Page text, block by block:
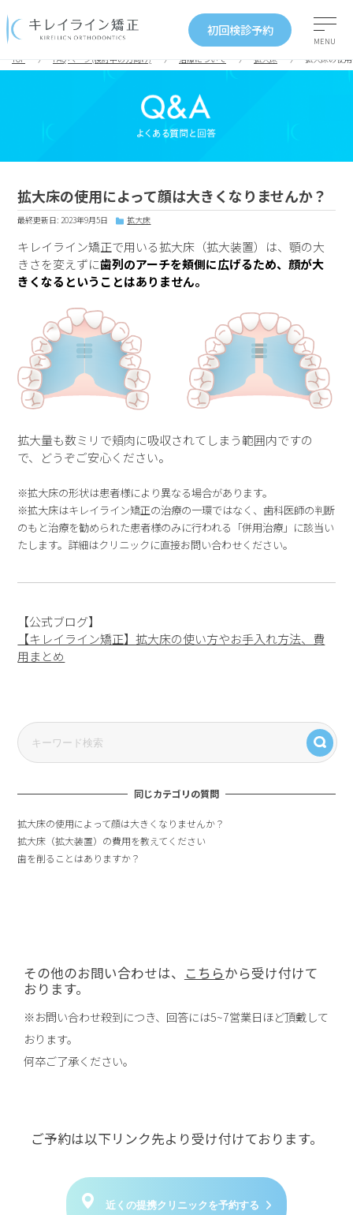
初回検診予約
MENU
TOP FAQ ページ(検討中の方向け) 治療について 拡大床 拡大床の使
拡大床の使用によって顔は大きくなりませんか？
最終更新日: 2023年9月5日 拡大床
キレイライン矯正で用いる拡大床（拡大装置）は、顎の大
きさを変えずに歯列のアーチを頬側に広げるため、顔が大
きくなるということはありません。
拡大量も数ミリで頬肉に吸収されてしまう範囲内ですの
で、どうぞご安心ください。
※拡大床の形状は患者様により異なる場合があります。
※拡大床はキレイライン矯正の治療の一環ではなく、歯科医師の判断
のもと治療を勧められた患者様のみに行われる「併用治療」に該当い
たします。詳細はクリニックに直接お問い合わせください。
【公式ブログ】
【キレイライン矯正】拡大床の使い方やお手入れ方法、費
用まとめ
同じカテゴリの質問
拡大床の使用によって顔は大きくなりませんか？
拡大床（拡大装置）の費用を教えてください
歯を削ることはありますか？
その他のお問い合わせは、 こちらから受け付けて
おります。
※お問い合わせ殺到につき、回答には5~7営業日ほど頂戴して
おります。
何卒ご了承ください。
ご予約は以下リンク先より受け付けております。
近くの提携クリニックを予約する